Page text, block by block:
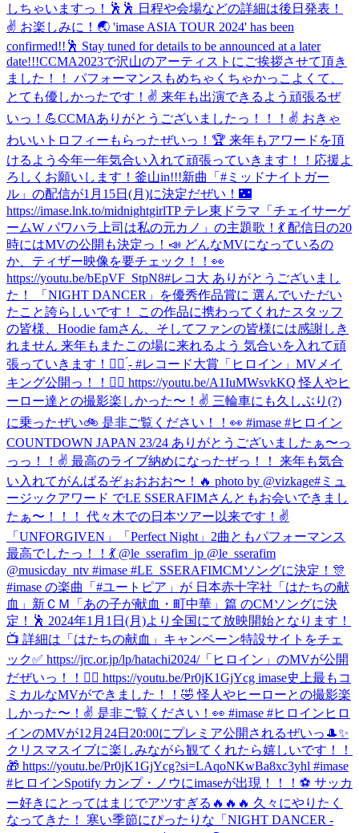
しちゃいますっ！🕺🕺 日程や会場などの詳細は後日発表！
✌️ お楽しみに！🌏 'imase ASIA TOUR 2024' has been
confirmed!!🕺 Stay tuned for details to be announced at a later
date!!!CCMA2023で沢山のアーティストにご挨拶させて頂き
ました！！ パフォーマンスもめちゃくちゃかっこよくて、
とても優しかったです！✌️ 来年も出演できるよう頑張るぜ
いっ！💪CCMAありがとうございましたっ！！！✌️ おきゃ
わいいトロフィーもらったぜいっ！🏆 来年もアワードを頂
けるよう今年一年気合い入れて頑張っていきます！！応援よ
ろしくお願いします！ 釜山in!!!新曲「#ミッドナイトガー
ル」の配信が1月15日(月)に決定だぜい！🌃
https://imase.lnk.to/midnightgirlTP テレ東ドラマ「チェイサーゲ
ームW パワハラ上司は私の元カノ」の主題歌！💃 配信日の20
時にはMVの公開も決定っ！📣 どんなMVになっているの
か、ティザー映像を要チェック！！👀
https://youtu.be/bEpVF_StpN8#レコ大 ありがとうございまし
た！ 「NIGHT DANCER」を優秀作品賞に 選んでいただい
たこと誇らしいです！ この作品に携わってくれたスタッフ
の皆様、Hoodie famさん、そしてファンの皆様には感謝しき
れません 来年もまたこの場に来れるよう 気合いを入れて頑
張っていきます！✊🏻 ̖́- #レコード大賞 「ヒロイン」MVメイ
キング公開っ！！🦸‍♀️ https://youtu.be/A1IuMWsvkKQ 怪人やヒ
ーロー達との撮影楽しかった〜！✌️ 三輪車にも久しぶり(?)
に乗ったぜい🚲 是非ご覧ください！！👀 #imase #ヒロイン
COUNTDOWN JAPAN 23/24 ありがとうございましたぁ〜っ
っっ！！✌️ 最高のライブ納めになったぜっ！！ 来年も気合
い入れてがんばるぞぉおおお〜！🔥 photo by @vizkage#ミュ
ージックアワード でLE SSERAFIMさんともお会いできまし
たぁ〜！！！ 代々木での日本ツアー以来です！✌️
「UNFORGIVEN」「Perfect Night」2曲ともパフォーマンス
最高でしたっ！！💃 @le_sserafim_jp @le_sserafim
@musicday_ntv #imase #LE_SSERAFIMCMソングに決定！🎊
#imase の楽曲「#ユートピア」が 日本赤十字社「はたちの献
血」新ＣＭ「あの子が献血・町中華」篇 のCMソングに決
定！🕺 2024年1月1日(月)より全国にて放映開始となります！
📺 詳細は「はたちの献血」キャンペーン特設サイトをチェ
ック✅ https://jrc.or.jp/lp/hatachi2024/「ヒロイン」のMVが公開
だぜいっ！！🦸‍♀️ https://youtu.be/Pr0jK1GjYcg imase史上最もコ
ミカルなMVができました！！🤣 怪人やヒーローとの撮影楽
しかった〜！✌️ 是非ご覧ください！👀 #imase #ヒロイン ヒロ
インのMVが12月24日20:00にプレミア公開されるぜいっ🎩✨
クリスマスイブに楽しみながら観てくれたら嬉しいです！！
🎁 https://youtu.be/Pr0jK1GjYcg?si=LAqoNKwBa8xc3yhl #imase
#ヒロインSpotify カンプ・ノウにimaseが出現！！！⚽️ サッカ
ー好きにとってはまじでアツすぎる🔥🔥🔥 久々にやりたく
なってきた！ 寒い季節にぴったりな「NIGHT DANCER -